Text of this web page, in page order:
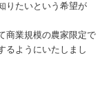
りたいという希望が
商業規模の農家限定で
るようにいたしまし